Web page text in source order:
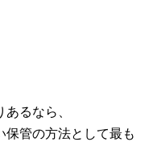
るなら、
保管の方法として最も